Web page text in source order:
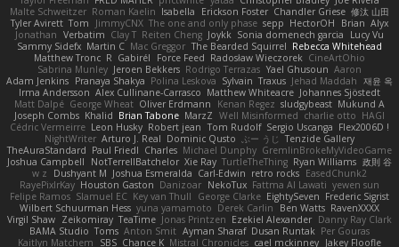
Malte Schweitzer Roman Kaelin Isabella Erickson Foster Chandler Griese 修汰 山田
Tyler Avirett Tom JimmyCNX The one and only phase sepp HectorOH Brian Alyx
Jonathan Verbatim Clay T Reiten Cheng Joykk Sonia domenech garcia
Lucy Vu
Sammy Sidefx Martin C Mac Greggor The Bearded Squirrel Rebecca Whitehead
Matthew Tronc R Gabirél Force Feed Radosław Wieczorek CineArtOhio
Sabrina Munley Jeroen Bekkers Rodrigo Terrazas Yael Ghusoun Aaron
Adam Jenkins Pranaya Shakya Polina Leskova Sylvain Traxus Jehad Maddah 재윤 옥
Irma Andersson Alex Cullinane-Carrasco Matthew Whiteacre Johannes Sjöstedt
Matt Dalpé George Wheat Oliver Erdmann Kenan Regez sludgybeast Mukund A
Joseph Combs Khalid Brian Tabone MarzZ Well Misinformed charlie otto HAGI
Cédric Vermeirre Leon Husky Robert jean Tom Rudolf Sergio Uscanga Flex2006D !
NightWriter Arturo J. Real Dominic Qusto ぶー うじ
Tenzide Gallery
TheAuraStandard Paul Friedl Charles Michael Dunphy GremlinBrokeMyVideoGame
Joshua Campbell
NotTerrellBatchelor Xie Ray TurtleTheThing Ryan Williams 政則 谷
w z
Dushyant M Joshua Esmeralda Carl-Edwin retro rocks EasedChunk2
RayePixlrKay Houston Gaston Danizoar NekoTux Fattma Al Lawati yewen sun
Felipe Ramos Slamuel EC Key van Thull George Clarke EightySeven Frederic Sigrist
Wilbert Schuurman Hess yuna yamamoto Derek Carlin Ben Watts RavenXXXX
Virgil Shaw Zeikomiray TeaTime Jonas Printzen Ezekiel Alexander Danny Ray Clark
BAMA Studio Toms Anton Smit Ayman Sharaf Dusan Runtak Per Gouras
Kaitlyn Matchem
SBS Chance K Mistral Chronicles cael mckinney Jakey Floofle